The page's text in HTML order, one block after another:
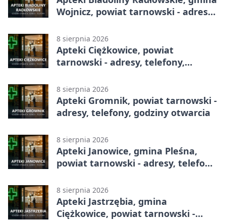
Wojnicz, powiat tarnowski - adresy,
8 sierpnia 2026
Apteki Ciężkowice, powiat
tarnowski - adresy, telefony,
8 sierpnia 2026
Apteki Gromnik, powiat tarnowski -
adresy, telefony, godziny otwarcia
8 sierpnia 2026
Apteki Janowice, gmina Pleśna,
powiat tarnowski - adresy, telefony,
8 sierpnia 2026
Apteki Jastrzębia, gmina
Ciężkowice, powiat tarnowski -